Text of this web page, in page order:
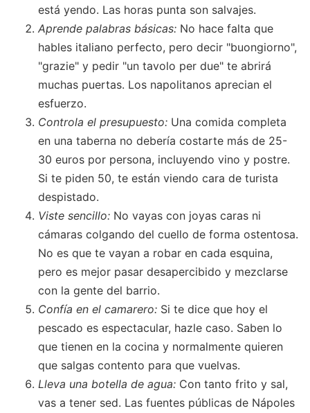
está yendo. Las horas punta son salvajes.
Aprende palabras básicas: No hace falta que
hables italiano perfecto, pero decir "buongiorno",
"grazie" y pedir "un tavolo per due" te abrirá
muchas puertas. Los napolitanos aprecian el
esfuerzo.
Controla el presupuesto: Una comida completa
en una taberna no debería costarte más de 25-
30 euros por persona, incluyendo vino y postre.
Si te piden 50, te están viendo cara de turista
despistado.
Viste sencillo: No vayas con joyas caras ni
cámaras colgando del cuello de forma ostentosa.
No es que te vayan a robar en cada esquina,
pero es mejor pasar desapercibido y mezclarse
con la gente del barrio.
Confía en el camarero: Si te dice que hoy el
pescado es espectacular, hazle caso. Saben lo
que tienen en la cocina y normalmente quieren
que salgas contento para que vuelvas.
Lleva una botella de agua: Con tanto frito y sal,
vas a tener sed. Las fuentes públicas de Nápoles